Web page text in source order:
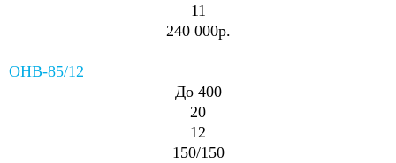
11
240 000р.
ОНВ-85/12
До 400
20
12
150/150